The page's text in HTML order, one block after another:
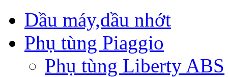
Dầu máy,dầu nhớt
Phụ tùng Piaggio
Phụ tùng Liberty ABS